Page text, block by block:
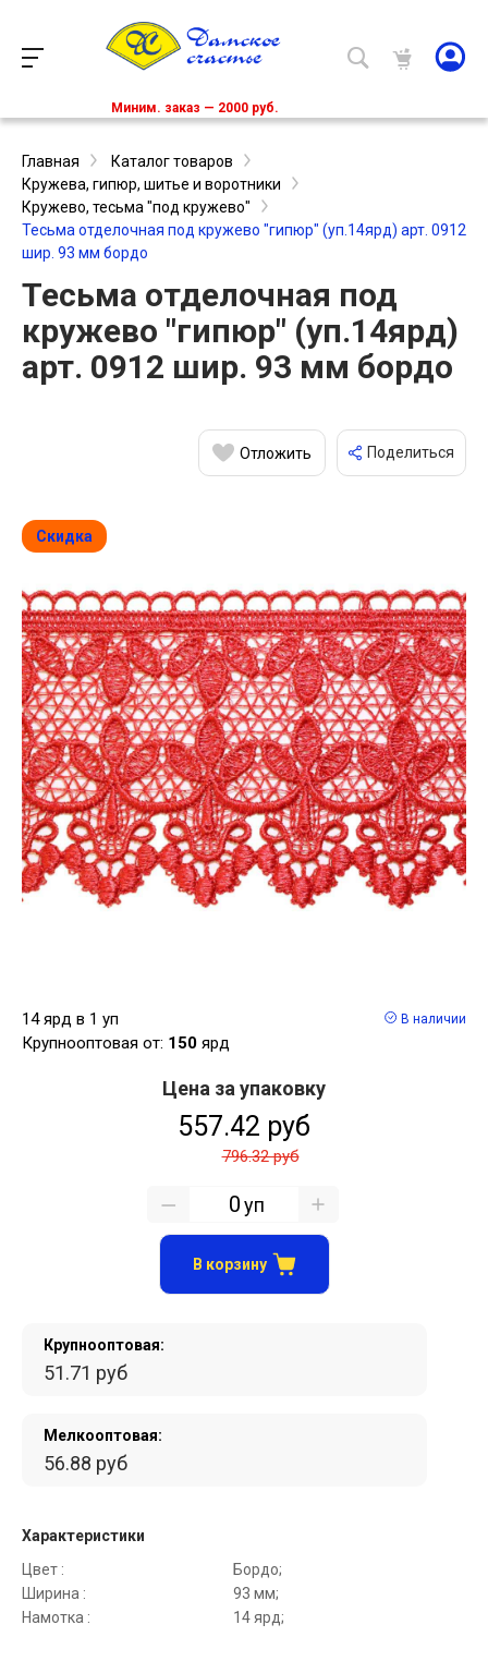
Миним. заказ — 2000 руб.
Главная
Каталог товаров
Кружева, гипюр, шитье и воротники
Кружево, тесьма "под кружево"
Тесьма отделочная под кружево "гипюр" (уп.14ярд) арт. 0912
шир. 93 мм бордо
Тесьма отделочная под
кружево "гипюр" (уп.14ярд)
арт. 0912 шир. 93 мм бордо
Отложить Поделиться
Скидка
14 ярд в 1 уп
Крупнооптовая от: 150 ярд
В наличии
Крупнооптовая:
51.71 руб
Мелкооптовая:
56.88 руб
Характеристики
Цвет :
Бордо;
Ширина :
93 мм;
Намотка :
14 ярд;
Цена за упаковку
557.42 руб
796.32 руб
уп
В корзину